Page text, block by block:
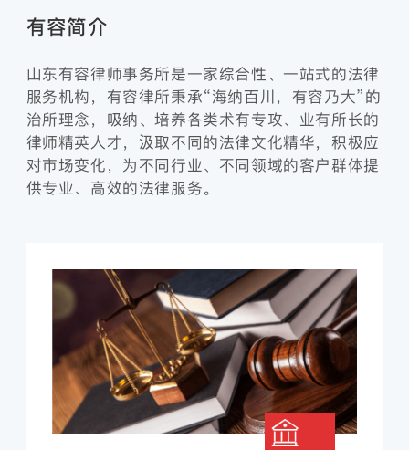
有容简介
山东有容律师事务所是一家综合性、一站式的法律
服务机构，有容律所秉承“海纳百川，有容乃大”的
治所理念，吸纳、培养各类术有专攻、业有所长的
律师精英人才，汲取不同的法律文化精华，积极应
对市场变化，为不同行业、不同领域的客户群体提
供专业、高效的法律服务。